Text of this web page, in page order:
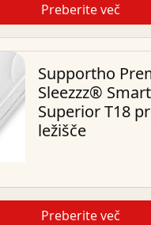
Preberite več
Supportho
Sleezzz®
Superior T18
ležišče
Preberite več